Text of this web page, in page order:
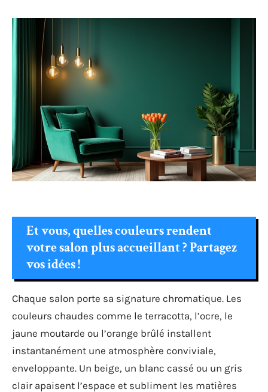
Et vous, quelles couleurs rendent
votre salon plus accueillant ? Partagez
vos idées !
Chaque salon porte sa signature chromatique. Les
couleurs chaudes comme le terracotta, l’ocre, le
jaune moutarde ou l’orange brûlé installent
instantanément une atmosphère conviviale,
enveloppante. Un beige, un blanc cassé ou un gris
clair apaisent l’espace et subliment les matières